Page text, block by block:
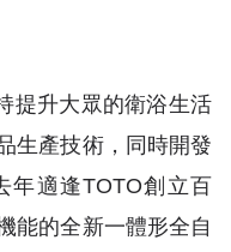
提升大眾的衛浴生活
生產技術，同時開發
年適逢TOTO創立百
能的全新一體形全自